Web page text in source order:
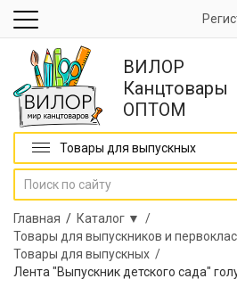
ВИЛОР
Канцтовары
ОПТОМ
Товары для выпускных
Главная / Каталог ▼ /
Товары для выпускников и
Товары для выпускных /
Лента "Выпускник детского сада"